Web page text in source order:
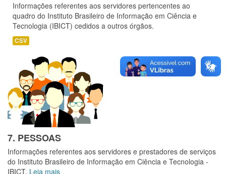
Informações referentes aos servidores pertencentes ao
quadro do Instituto Brasileiro de Informação em Ciência e
Tecnologia (IBICT) cedidos a outros órgãos.
CSV
7. PESSOAS
Informações referentes aos servidores e prestadores de serviços
do Instituto Brasileiro de Informação em Ciência e Tecnologia -
IBICT. Leia mais